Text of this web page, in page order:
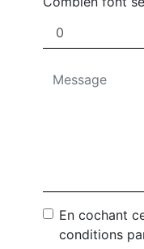
En cochant
conditions